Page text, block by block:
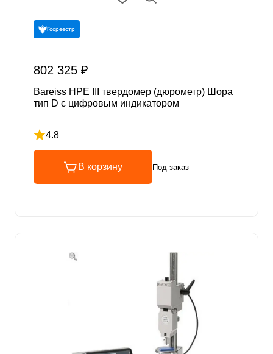
Госреестр
802 325 ₽
Bareiss HPE III твердомер (дюрометр) Шора
тип D с цифровым индикатором
4.8
Рейтинг 4.8 из 5
В корзину Под заказ